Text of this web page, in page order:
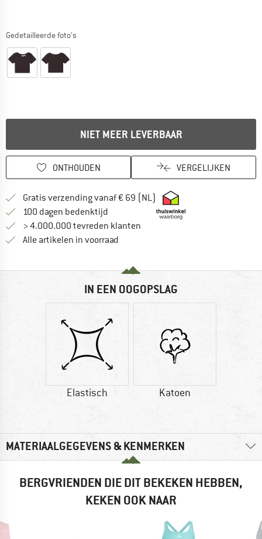
Gedetailleerde foto's
NIET MEER LEVERBAAR
ONTHOUDEN VERGELIJKEN
Gratis verzending vanaf € 69 (NL) Vind hier de
100 dagen bedenktijd Vind de betalingsinformatie hier!
> 4.000.000 tevreden klanten
Alle artikelen in voorraad
IN EEN OOGOPSLAG
Elastisch Katoen
MATERIAALGEGEVENS & KENMERKEN
BERGVRIENDEN DIE DIT BEKEKEN HEBBEN,
KEKEN OOK NAAR